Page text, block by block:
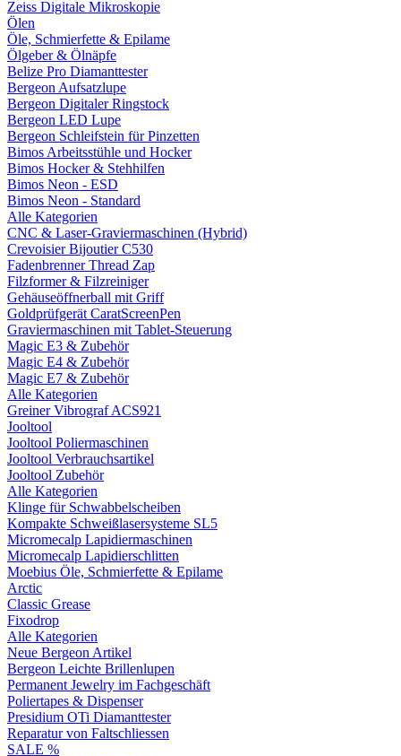
Zeiss Digitale Mikroskopie
Ölen
Öle, Schmierfette & Epilame
Ölgeber & Ölnäpfe
Belize Pro Diamanttester
Bergeon Aufsatzlupe
Bergeon Digitaler Ringstock
Bergeon LED Lupe
Bergeon Schleifstein für Pinzetten
Bimos Arbeitsstühle und Hocker
Bimos Hocker & Stehhilfen
Bimos Neon - ESD
Bimos Neon - Standard
Alle Kategorien
CNC & Laser-Graviermaschinen (Hybrid)
Crevoisier Bijoutier C530
Fadenbrenner Thread Zap
Filzformer & Filzreiniger
Gehäuseöffnerball mit Griff
Goldprüfgerät CaratScreenPen
Graviermaschinen mit Tablet-Steuerung
Magic E3 & Zubehör
Magic E4 & Zubehör
Magic E7 & Zubehör
Alle Kategorien
Greiner Vibrograf ACS921
Jooltool
Jooltool Poliermaschinen
Jooltool Verbrauchsartikel
Jooltool Zubehör
Alle Kategorien
Klinge für Schwabbelscheiben
Kompakte Schweißlasersysteme SL5
Micromecalp Lapidiermaschinen
Micromecalp Lapidierschlitten
Moebius Öle, Schmierfette & Epilame
Arctic
Classic Grease
Fixodrop
Alle Kategorien
Neue Bergeon Artikel
Bergeon Leichte Brillenlupen
Permanent Jewelry im Fachgeschäft
Poliertapes & Dispenser
Presidium OTi Diamanttester
Reparatur von Faltschliessen
SALE %